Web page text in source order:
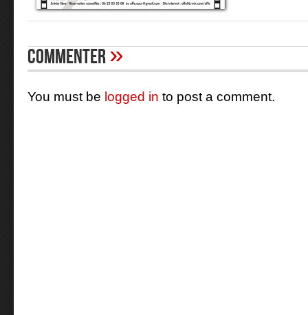
Commenter»
You must be logged in to post a comment.